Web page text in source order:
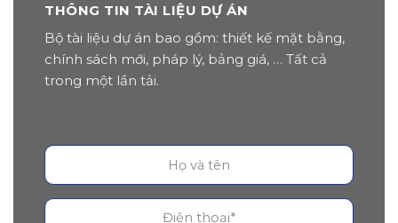
THÔNG TIN TÀI LIỆU DỰ ÁN
Bộ tài liệu dự án bao gồm: thiết kế mặt bằng,
chính sách mới, pháp lý, bảng giá, … Tất cả
trong một lần tải.